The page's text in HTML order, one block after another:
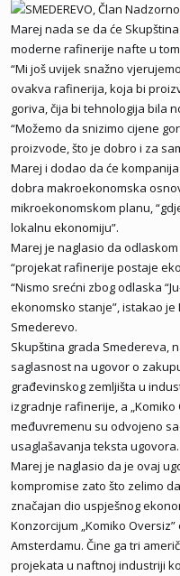
SMEDEREVO, Član
Marej nada se da će
moderne rafinerije nafte u
“Mi još uvijek snažno
ovakva rafinerija, koja bi
goriva, čija bi tehnologija bila
“Možemo da snizimo cijene
proizvode, što je dobro i za
Marej i dodao da će
dobra makroekonomska
mikroekonomskom planu,
lokalnu ekonomiju”.
Marej je naglasio da odlaskom
“projekat rafinerije postaje
“Nismo srećni zbog odlaska
ekonomsko stanje”, istakao
Smederevo.
Skupština grada Smedereva,
saglasnost na ugovor o
građevinskog zemljišta u
izgradnje rafinerije, a „Komiko
međuvremenu su odvojeno
usaglašavanja teksta ugovora.
Marej je naglasio da je ovaj
kompromise zato što zelimo
značajan dio uspješnog
Konzorcijum „Komiko
Amsterdamu. Čine ga tri
projekata u naftnoj industriji